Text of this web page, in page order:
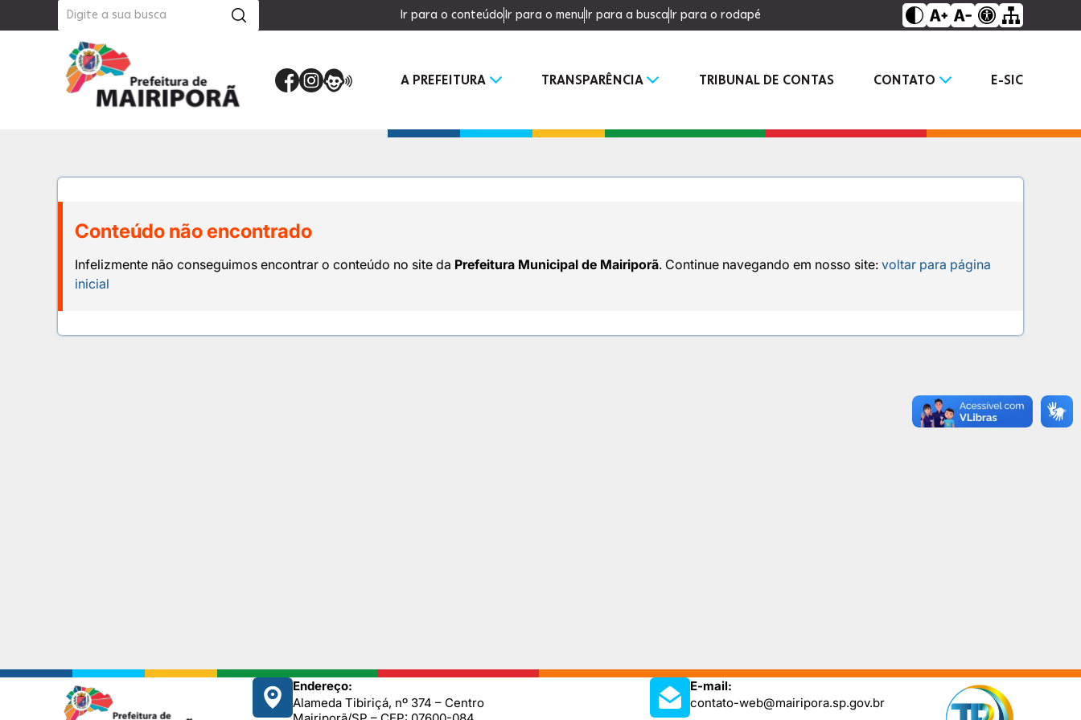
Ir para o conteúdoIr para o menuIr para a buscaIr para o rodapé
A PREFEITURA TRANSPARÊNCIA TRIBUNAL DE CONTAS CONTATO E-SIC
Conteúdo não encontrado
Infelizmente não conseguimos encontrar o conteúdo no site da Prefeitura Municipal de Mairiporã. Continue navegando em nosso site: voltar para página
inicial
Endereço:
Alameda Tibiriçá, nº 374 – Centro
E-mail:
contato-web@mairipora.sp.gov.br